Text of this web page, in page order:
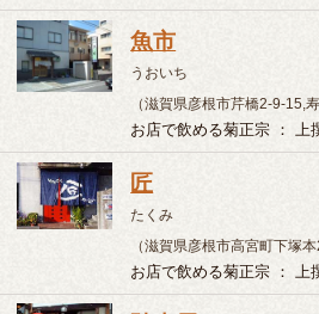
（滋賀県草津市草津3丁目13-7,そば）
お店で飲める菊正宗 ： 上撰
魚玄
（滋賀県草津市東矢倉2丁目8-10,割烹）
寿司割烹 良美
すしかっぽう よしみ
（奈良県生駒市中菜畑2丁目1115-1,居酒屋,寿司）
お店で飲める菊正宗 ： 上撰
酒処 藏・藏前鮨
さけどころ くら・くらまえずし